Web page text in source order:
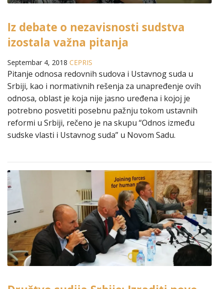
Iz debate o nezavisnosti sudstva
izostala važna pitanja
Septembar 4, 2018 CEPRIS
Pitanje odnosa redovnih sudova i Ustavnog suda u
Srbiji, kao i normativnih rešenja za unapređenje ovih
odnosa, oblast je koja nije jasno uređena i kojoj je
potrebno posvetiti posebnu pažnju tokom ustavnih
reformi u Srbiji, rečeno je na skupu “Odnos između
sudske vlasti i Ustavnog suda” u Novom Sadu.